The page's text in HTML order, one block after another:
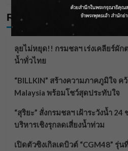
Recent Posts
ลุยไม่หยุด!! กรมชลฯ เร่งเคลียร์ผั
น้ำทั่วไทย
“BILLKIN” สร้างความภาคภูมิใจ
Malaysia พร้อมโชว์สุดประทับใจ
“สุริยะ” สั่งกรมชลฯ เฝ้าระวังน้ำ
บริหารเชิงรุกลดเสี่ยงน้ำท่วม
เปิดตัวซิงเกิลเดบิวต์ “CGM48” รุ่